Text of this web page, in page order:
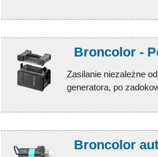
Broncolor -
Zasilanie niezależne
generatora, po
Broncolor